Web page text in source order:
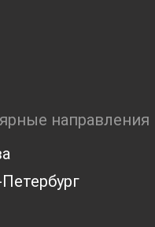
направления